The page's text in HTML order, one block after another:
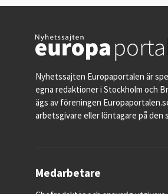
Nyhetssajten Europaportalen är
egna redaktioner i Stockholm och
ägs av föreningen
arbetsgivare eller löntagare på den
Medarbetare